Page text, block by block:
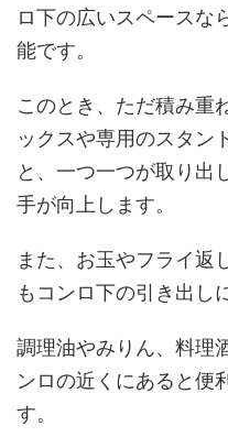
ロ下の広いスペースな
能です。
このとき、ただ積み重
ックスや専用のスタン
と、一つ一つが取り出
手が向上します。
また、お玉やフライ返
もコンロ下の引き出し
調理油やみりん、料理
ンロの近くにあると便
す。